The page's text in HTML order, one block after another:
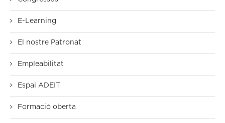
E-Learning
El nostre Patronat
Empleabilitat
Espai ADEIT
Formació oberta